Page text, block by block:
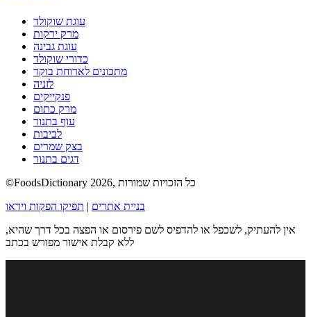
עוגת שוקולד
מרק ירקות
עוגת גבינה
כדורי שוקולד
מתכונים לארוחת בוקר
לזניה
פנקייקים
מרק כתום
עוף בתנור
לביבות
בצק שמרים
דגים בתנור
©FoodsDictionary 2026, כל הזכויות שמורות
בניית אתרים | תפיקו הפקות וידאו
אין להעתיק, לשכפל או להדפיס לשם פירסום או הפצה בכל דרך שהיא,
ללא קבלת אישור מפורש בכתב